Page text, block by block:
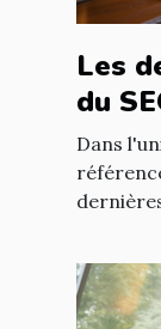
Les
du
le
Dans